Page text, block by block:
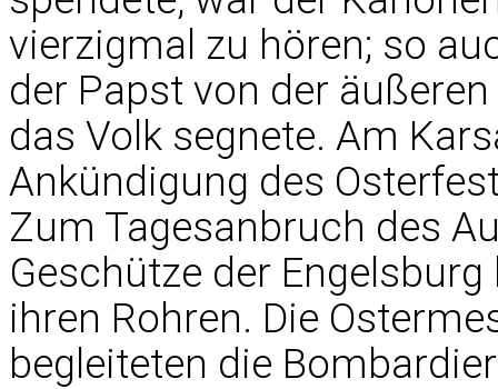
vierzigmal zu hören; so
der Papst von der
das Volk segnete. Am
Ankündigung des
Zum Tagesanbruch des
Geschütze der
ihren Rohren. Die
begleiteten die